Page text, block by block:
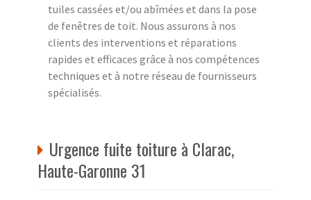
tuiles cassées et/ou abîmées et dans la pose
de fenêtres de toit. Nous assurons à nos
clients des interventions et réparations
rapides et efficaces grâce à nos compétences
techniques et à notre réseau de fournisseurs
spécialisés.
Urgence fuite toiture à Clarac,
Haute-Garonne 31